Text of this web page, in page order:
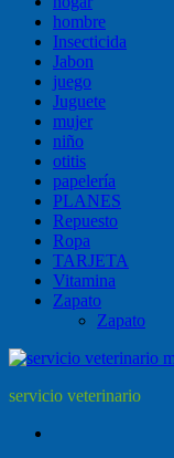
hombre
Insecticida
Jabon
juego
Juguete
mujer
niño
otitis
papelería
PLANES
Repuesto
Ropa
TARJETA
Vitamina
Zapato
Zapato
servicio veterinario